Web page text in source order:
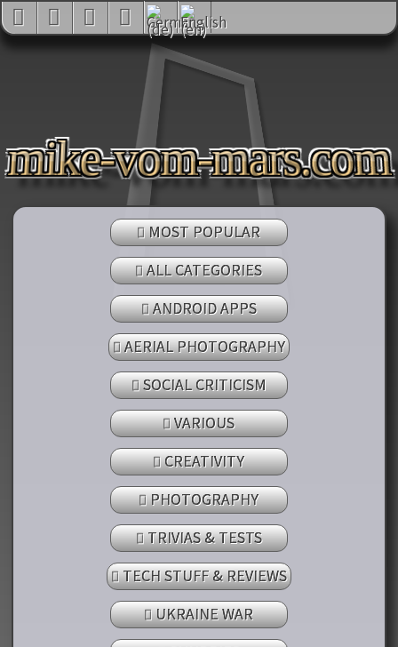
mike-vom-mars.com
MOST POPULAR
ALL CATEGORIES
ANDROID APPS
AERIAL PHOTOGRAPHY
SOCIAL CRITICISM
VARIOUS
CREATIVITY
PHOTOGRAPHY
TRIVIAS & TESTS
TECH STUFF & REVIEWS
UKRAINE WAR